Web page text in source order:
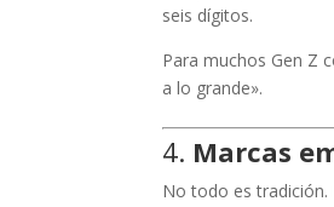
seis dígitos.
Para muchos Gen Z
a lo grande».
4. Marcas
No todo es tradición.